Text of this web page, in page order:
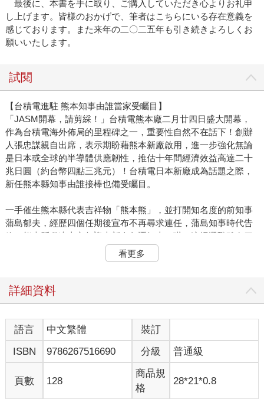
最後に、本書を手に取り、ご購入していただき心よりお礼申
し上げます。皆様のおかげで、筆者はこちらにいる存在意義を
感じております。また来年の二〇二五年も引き続きよろしくお
願いいたします。
試閱
【台積電進駐 熊本知事由誰當家受矚目】
「JASM開幕，請剪綵！」台積電熊本廠二月廿四日盛大開幕，
作為台積電海外佈局的里程碑之一，重要性自然不在話下！創辦
人張忠謀親自出席，表示期盼藉熊本新廠啟用，進一步強化無論
是日本或全球的半導體供應韌性，推估十年間經濟效益高達二十
兆日圓（約台幣四點三兆元）！台積電日本新廠成為話題之際，
新任熊本縣知事由誰接棒也備受矚目。
一手催生熊本縣代表吉祥物「熊本熊」，並打開知名度的前知事
蒲島郁夫，經歷四個任期後宣布不再尋求連任，蒲島知事時代告
終，熊本縣睽違十六年迎來新人角逐知事一職。這場選戰雖有四
名候選人，但實際上是兩強對抗：由四十九歲的熊本縣前副知事
木村敬，對上五十八歲的前熊本市長幸山政史。
木村有執政聯盟自民黨與公民黨的推薦，蒲島前知事也公開力挺
他將如何對應台積電進駐與後續相關建設與管理，在地人非常關
心。
台積電新廠區約四點五個東京巨蛋這麼大，相關職員約一千七百
人，所在的菊陽町人口僅約四點三萬，廠區最近的JR「原水站」
還是個沒站務員的小車站。隨著廠區啟用，通勤時間突然湧現大
看更多
詳細資料
語言 中文繁體
裝訂
ISBN
9786267516690 分級 普通級
頁數 128
商品規
格
28*21*0.8